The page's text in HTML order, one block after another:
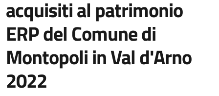
acquisiti al patrimonio
ERP del Comune di
Montopoli in Val d'Arno
2022